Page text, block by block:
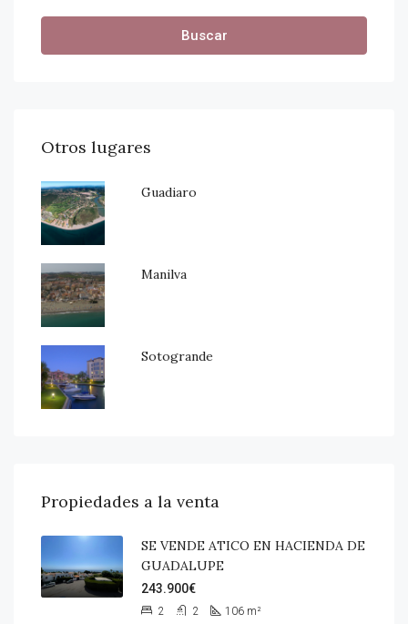
Buscar
Otros lugares
Guadiaro
Manilva
Sotogrande
Propiedades a la venta
SE VENDE ATICO EN HACIENDA DE
GUADALUPE
243.900€
2 2 106 m²